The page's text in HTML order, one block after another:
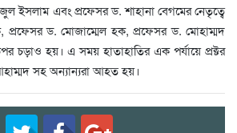
ইসলাম এবং প্রফেসর ড. শাহানা বেগমের নেতৃত্বে
ড. মোজাম্মেল হক, প্রফেসর ড. মোহাম্মদ
চড়াও হয়। এ সময় হাতাহাতির এক পর্যায়ে প্রক্টর
সহ অন্যান্যরা আহত হয়।